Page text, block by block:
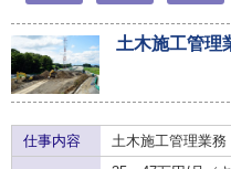
土木施工管理
仕事内容 土木施工管理業務